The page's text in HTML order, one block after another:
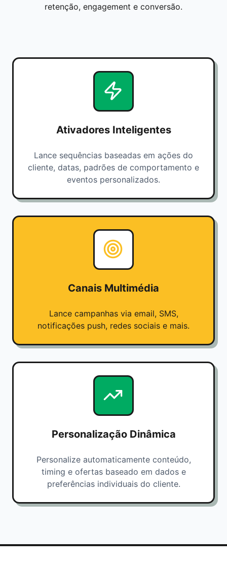
retenção, engagement e conversão.
Ativadores Inteligentes
Lance sequências baseadas em ações do
cliente, datas, padrões de comportamento e
eventos personalizados.
Canais Multimédia
Lance campanhas via email, SMS,
notificações push, redes sociais e mais.
Personalização Dinâmica
Personalize automaticamente conteúdo,
timing e ofertas baseado em dados e
preferências individuais do cliente.